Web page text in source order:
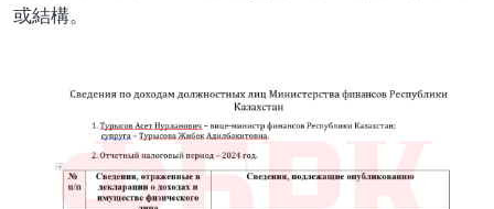
或結構。